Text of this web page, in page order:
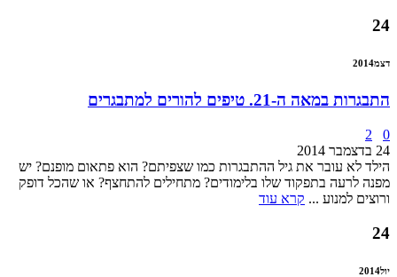
24
דצמ2014
התבגרות במאה ה-21. טיפים להורים למתבגרים
0
2
24 בדצמבר 2014
הילד לא עובר את גיל ההתבגרות כמו שצפיתם? הוא פתאום מופנם? יש
מפנה לרעה בתפקוד שלו בלימודים? מתחילים להתחצף? או שהכל דופק
ורוצים למנוע ... קרא עוד
24
יול2014